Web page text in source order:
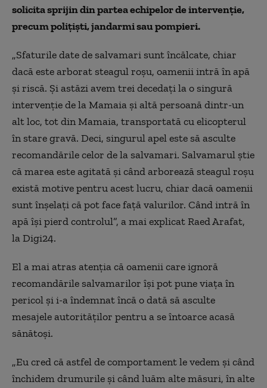
solicita sprijin din partea echipelor de intervenție,
precum polițiști, jandarmi sau pompieri.
„Sfaturile date de salvamari sunt încălcate, chiar
dacă este arborat steagul roșu, oamenii intră în apă
și riscă. Și astăzi avem trei decedați la o singură
intervenție de la Mamaia și altă persoană dintr-un
alt loc, tot din Mamaia, transportată cu elicopterul
în stare gravă. Deci, singurul apel este să asculte
recomandările celor de la salvamari. Salvamarul știe
că marea este agitată și când arborează steagul roșu
există motive pentru acest lucru, chiar dacă oamenii
sunt înșelați că pot face față valurilor. Când intră în
apă își pierd controlul”, a mai explicat Raed Arafat,
la Digi24.
El a mai atras atenția că oamenii care ignoră
recomandările salvamarilor își pot pune viața în
pericol și i-a îndemnat încă o dată să asculte
mesajele autorităților pentru a se întoarce acasă
sănătoși.
„Eu cred că astfel de comportament le vedem și când
închidem drumurile și când luăm alte măsuri, în alte